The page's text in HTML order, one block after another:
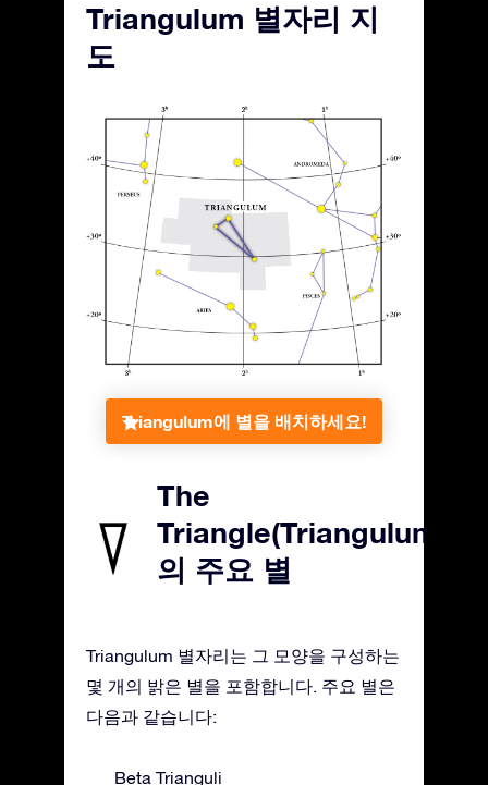
Triangulum 별자리 지
도
Triangulum에 별을 배치하세요!
The
Triangle(Triangulum)
의 주요 별
Triangulum 별자리는 그 모양을 구성하는
몇 개의 밝은 별을 포함합니다. 주요 별은
다음과 같습니다:
Beta Trianguli